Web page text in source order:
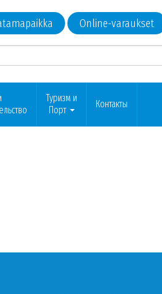
Online-varaukset
Туризм и
Порт
Контакты